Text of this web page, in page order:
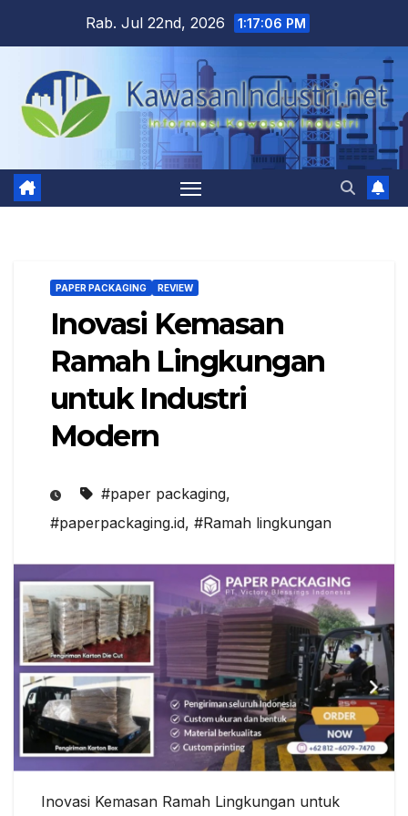
content
Rab. Jul 22nd, 2026 1:17:07 PM
PAPER PACKAGING REVIEW
Inovasi Kemasan
Ramah Lingkungan
untuk Industri
Modern
#paper packaging,
#paperpackaging.id, #Ramah lingkungan
Inovasi Kemasan Ramah Lingkungan untuk